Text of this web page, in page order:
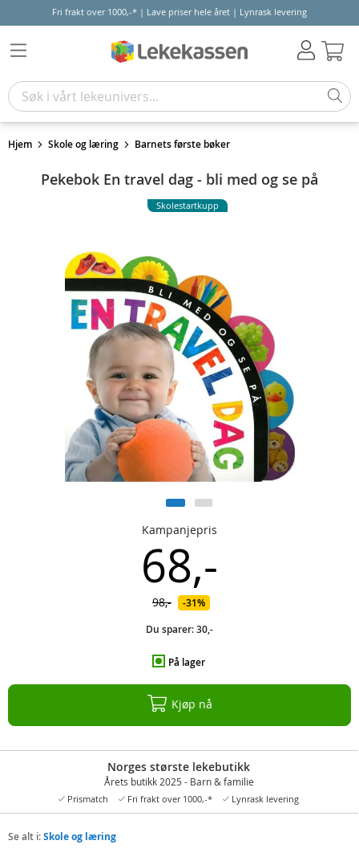
Fri frakt over 1000,-* | Lave priser hele året | Lynrask levering
Hjem Skole og læring Barnets første bøker
Pekebok En travel dag - bli med og se på
Skolestartkupp
Kampanjepris
68,-
98,-
31%
Du sparer:30,-
På lager
Kjøp nå
Norges største lekebutikk
Årets butikk 2025 - Barn & familie
Prismatch Fri frakt over 1000,-* Lynrask levering
Se alt i:Skole og læring